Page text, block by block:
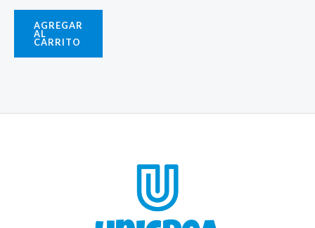
AGREGAR
AL
CARRITO